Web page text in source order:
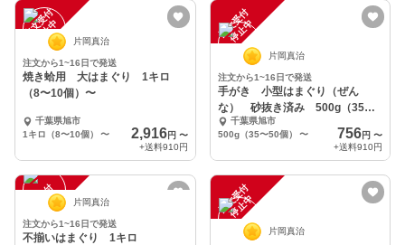
注
文
受
付
停
止
中 片岡真治
注文から1~16日で発送
焼き蛤用 大はまぐり 1キロ
（8〜10個）〜
千葉県旭市
1キロ（8〜10個）
〜 2,916円 〜
+送料910円
注
文
受
付
停
止
中
片岡真治
注文から1~16日で発送
手がき 小型はまぐり（ぜん
な） 砂抜き済み 500g（35〜
50個）〜
千葉県旭市
500g（35〜50個）
〜 756円 〜
+送料910円
注
文
受
付
停
止
中 片岡真治
注文から1~16日で発送
不揃いはまぐり 1キロ
注
文
受
付
停
止
中
片岡真治